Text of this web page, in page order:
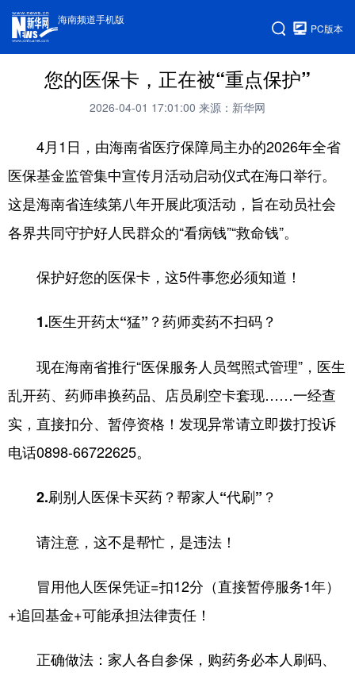
海南频道手机版
PC版本
您的医保卡，正在被“重点保护”
2026-04-01 17:01:00 来源：新华网
4月1日，由海南省医疗保障局主办的2026年全省
医保基金监管集中宣传月活动启动仪式在海口举行。
这是海南省连续第八年开展此项活动，旨在动员社会
各界共同守护好人民群众的“看病钱”“救命钱”。
保护好您的医保卡，这5件事您必须知道！
1.医生开药太“猛”？药师卖药不扫码？
现在海南省推行“医保服务人员驾照式管理”，医生
乱开药、药师串换药品、店员刷空卡套现……一经查
实，直接扣分、暂停资格！发现异常请立即拨打投诉
电话0898-66722625。
2.刷别人医保卡买药？帮家人“代刷”？
请注意，这不是帮忙，是违法！
冒用他人医保凭证=扣12分（直接暂停服务1年）
+追回基金+可能承担法律责任！
正确做法：家人各自参保，购药务必本人刷码、